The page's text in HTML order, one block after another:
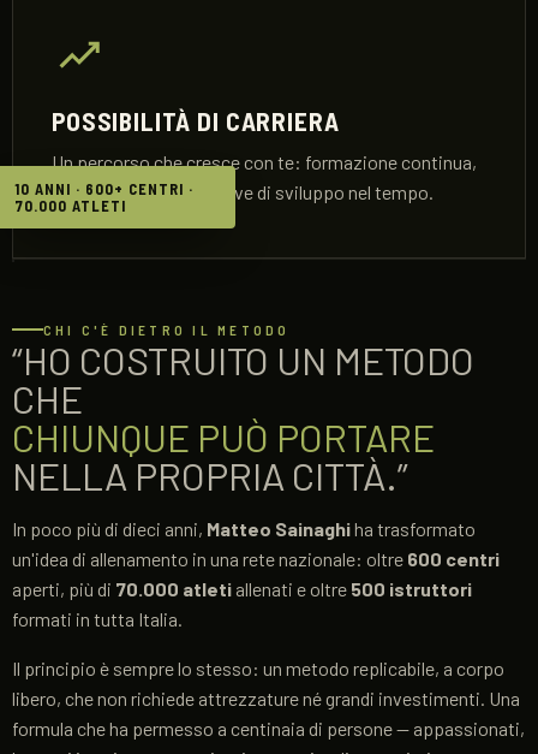
POSSIBILITÀ DI CARRIERA
Un percorso che cresce con te: formazione continua,
nuovi corsi e prospettive di sviluppo nel tempo.
10 ANNI · 600+ CENTRI ·
70.000 ATLETI
CHI C'È DIETRO IL METODO
“HO COSTRUITO UN METODO
CHE
CHIUNQUE PUÒ PORTARE
NELLA PROPRIA CITTÀ.”
In poco più di dieci anni, Matteo Sainaghiha trasformato
un'idea di allenamento in una rete nazionale: oltre 600 centri
aperti, più di 70.000 atleti allenati e oltre 500 istruttori
formati in tutta Italia.
Il principio è sempre lo stesso: un metodo replicabile, a corpo
libero, che non richiede attrezzature né grandi investimenti. Una
formula che ha permesso a centinaia di persone — appassionati,